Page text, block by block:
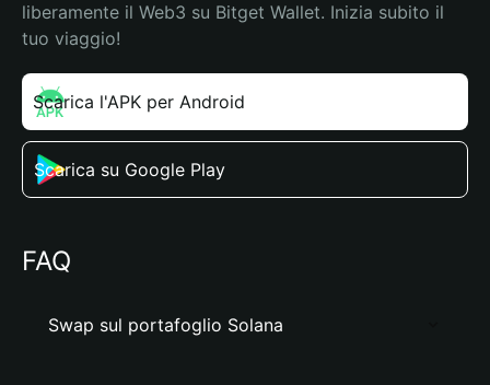
liberamente il Web3 su Bitget Wallet. Inizia subito il
tuo viaggio!
Scarica l'APK per Android
Scarica su Google Play
FAQ
Swap sul portafoglio Solana